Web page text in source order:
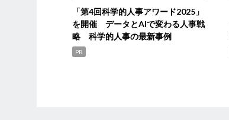
「第4回科学的人事アワード2025」
を開催 データとAIで変わる人事戦
略 科学的人事の最新事例
PR